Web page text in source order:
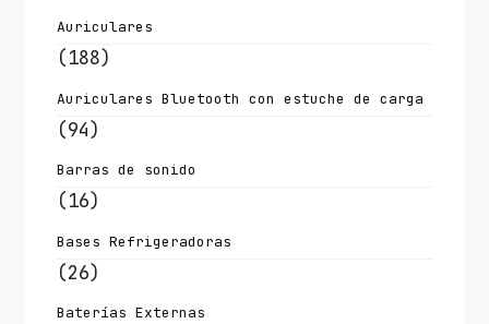
Auriculares
(188)
Auriculares Bluetooth con estuche de carga
(94)
Barras de sonido
(16)
Bases Refrigeradoras
(26)
Baterías Externas